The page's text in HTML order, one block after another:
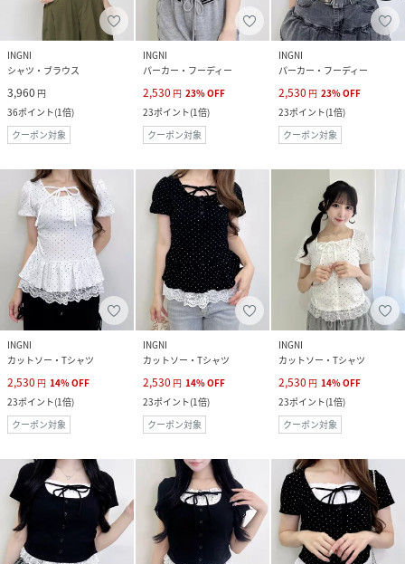
INGNI
シャツ・ブラウス
3,960 円
36ポイント(1倍)
クーポン対象
INGNI
パーカー・フーディー
2,530 円 23%OFF
23ポイント(1倍)
クーポン対象
INGNI
パーカー・フーディー
2,530 円 23%OFF
23ポイント(1倍)
クーポン対象
INGNI
カットソー・Tシャツ
2,530 円 14%OFF
23ポイント(1倍)
クーポン対象
INGNI
カットソー・Tシャツ
2,530 円 14%OFF
23ポイント(1倍)
クーポン対象
INGNI
カットソー・Tシャツ
2,530 円 14%OFF
23ポイント(1倍)
クーポン対象